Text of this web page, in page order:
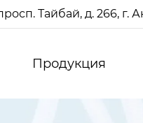
Тайбай, д. 266, г.
Продукция